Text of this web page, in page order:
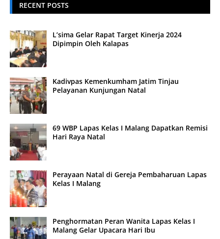
RECENT POSTS
L’sima Gelar Rapat Target Kinerja 2024
Dipimpin Oleh Kalapas
Kadivpas Kemenkumham Jatim Tinjau
Pelayanan Kunjungan Natal
69 WBP Lapas Kelas I Malang Dapatkan Remisi
Hari Raya Natal
Perayaan Natal di Gereja Pembaharuan Lapas
Kelas I Malang
Penghormatan Peran Wanita Lapas Kelas I
Malang Gelar Upacara Hari Ibu